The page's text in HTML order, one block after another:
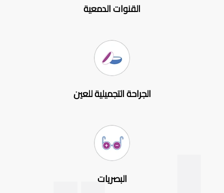
القنوات الدمعية
الجراحة التجميلية للعين
البصريات